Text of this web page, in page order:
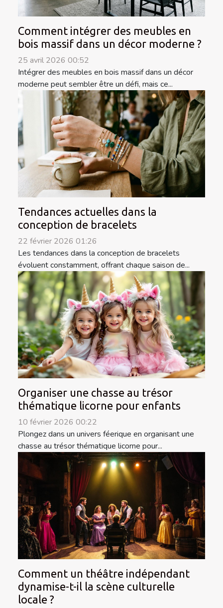
Comment intégrer des meubles en
bois massif dans un décor moderne ?
25 avril 2026 00:52
Intégrer des meubles en bois massif dans un décor
moderne peut sembler être un défi, mais ce...
Tendances actuelles dans la
conception de bracelets
22 février 2026 01:26
Les tendances dans la conception de bracelets
évoluent constamment, offrant chaque saison de...
Organiser une chasse au trésor
thématique licorne pour enfants
10 février 2026 00:22
Plongez dans un univers féerique en organisant une
chasse au trésor thématique licorne pour...
Comment un théâtre indépendant
dynamise-t-il la scène culturelle
locale ?